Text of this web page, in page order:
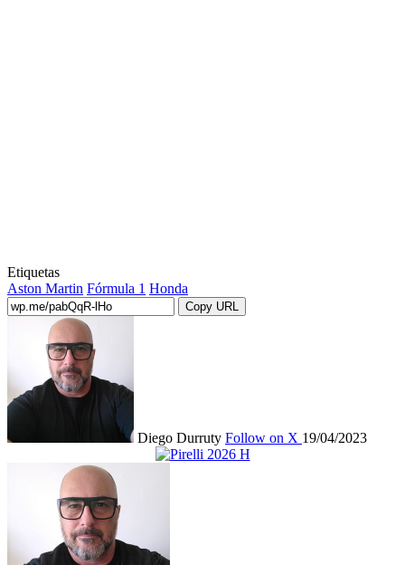
Etiquetas
Aston Martin Fórmula 1 Honda
Copy URL
Diego Durruty Follow on X 19/04/2023